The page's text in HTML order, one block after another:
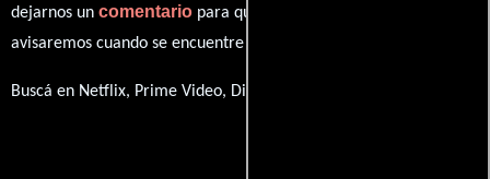
dejarnos un comentario para que le demos prioridad y te
avisaremos cuando se encuentre disponible
Buscá en Netflix, Prime Video, Disney+